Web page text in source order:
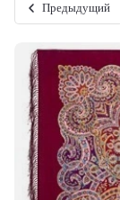
Предыдущий